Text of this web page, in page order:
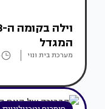
המגדל
מערכת בית ונוי